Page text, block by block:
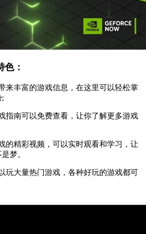
色：
丰富的游戏信息，在这里可以轻松掌
;
南可以免费查看，让你了解更多游戏
精彩视频，可以实时观看和学习，让
梦。
大量热门游戏，各种好玩的游戏都可